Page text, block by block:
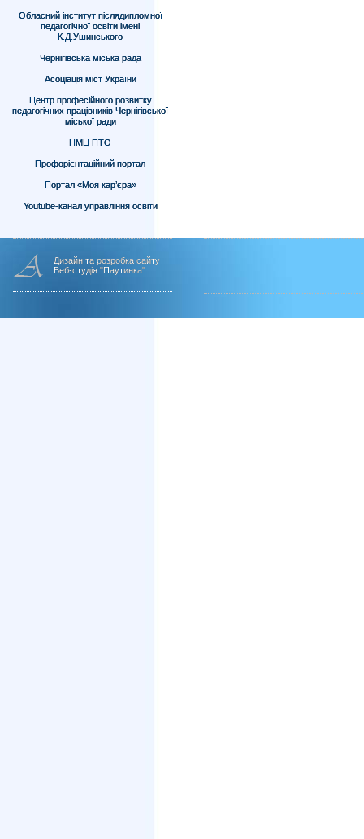
Обласний інститут післядипломної
педагогічної освіти імені
К.Д.Ушинського
Чернігівська міська рада
Асоціація міст України
Центр професійного розвитку
педагогічних працівників Чернігівської
міської ради
НМЦ ПТО
Профорієнтаційний портал
Портал «Моя кар’єра»
Youtube-канал управління освіти
Дизайн та розробка сайту
Веб-студія "Паутинка"